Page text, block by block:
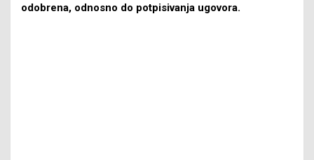
odobrena, odnosno do potpisivanja ugovora.